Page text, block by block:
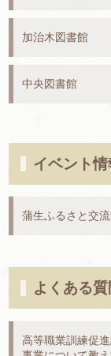
加治木図書館
中央図書館
イベント情
蒲生ふるさと交
よくある質
高等職業訓練促